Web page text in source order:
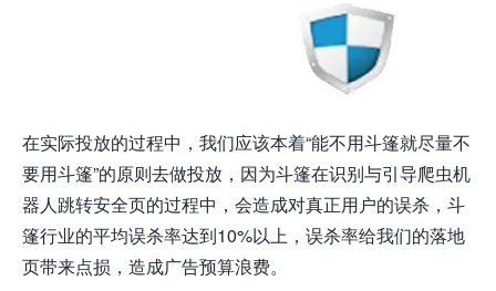
在实际投放的过程中，我们应该本着“能不用斗篷就尽量不
要用斗篷”的原则去做投放，因为斗篷在识别与引导爬虫机
器人跳转安全页的过程中，会造成对真正用户的误杀，斗
篷行业的平均误杀率达到10%以上，误杀率给我们的落地
页带来点损，造成广告预算浪费。